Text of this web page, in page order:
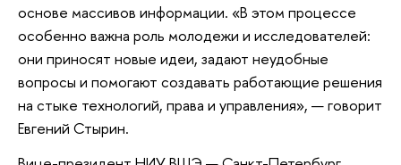
основе массивов информации. «В этом процессе
особенно важна роль молодежи и исследователей:
они приносят новые идеи, задают неудобные
вопросы и помогают создавать работающие решения
на стыке технологий, права и управления», — говорит
Евгений Стырин.